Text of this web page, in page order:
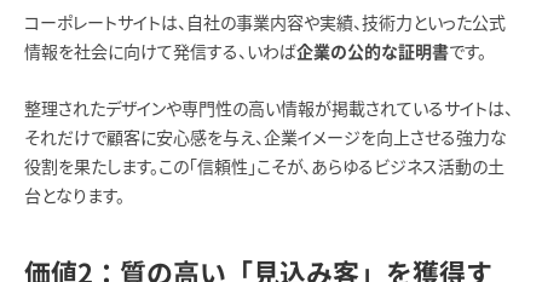
コーポレートサイトは、自社の事業内容や実績、技術力といった公式
情報を社会に向けて発信する、いわば企業の公的な証明書です。
整理されたデザインや専門性の高い情報が掲載されているサイトは、
それだけで顧客に安心感を与え、企業イメージを向上させる強力な
役割を果たします。この「信頼性」こそが、あらゆるビジネス活動の土
台となります。
価値2：質の高い「見込み客」を獲得す